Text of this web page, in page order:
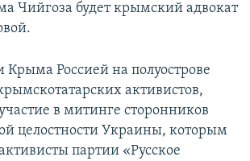
Чийгоза будет крымский адвокат
Крыма Россией на полуострове
активистов,
в митинге сторонников
целостности Украины, которым
партии «Русское